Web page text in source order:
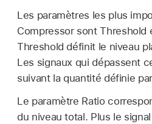
Les paramètres les plus
Compressor sont Threshold
Threshold définit le niveau
Les signaux qui dépassent
suivant la quantité définie
Le paramètre Ratio
du niveau total. Plus le